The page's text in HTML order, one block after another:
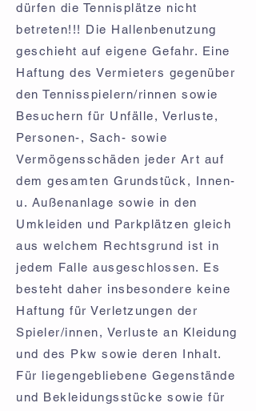
dürfen die Tennisplätze nicht
betreten!!! Die Hallenbenutzung
geschieht auf eigene Gefahr. Eine
Haftung des Vermieters gegenüber
den Tennisspielern/rinnen sowie
Besuchern für Unfälle, Verluste,
Personen-, Sach- sowie
Vermögensschäden jeder Art auf
dem gesamten Grundstück, Innen-
u. Außenanlage sowie in den
Umkleiden und Parkplätzen gleich
aus welchem Rechtsgrund ist in
jedem Falle ausgeschlossen. Es
besteht daher insbesondere keine
Haftung für Verletzungen der
Spieler/innen, Verluste an Kleidung
und des Pkw sowie deren Inhalt.
Für liegengebliebene Gegenstände
und Bekleidungsstücke sowie für